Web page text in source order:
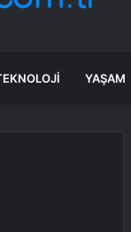
YAŞAM